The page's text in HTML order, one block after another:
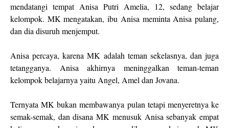
mendatangi tempat Anisa Putri Amelia, 12, sedang belajar
kelompok. MK mengatakan, ibu Anisa meminta Anisa pulang,
dan dia disuruh menjemput.
Anisa percaya, karena MK adalah teman sekelasnya, dan juga
tetangganya. Anisa akhirnya meninggalkan teman-teman
kelompok belajarnya yaitu Angel, Amel dan Jovana.
Ternyata MK bukan membawanya pulan tetapi menyeretnya ke
semak-semak, dan disana MK menusuk Anisa sebanyak empat